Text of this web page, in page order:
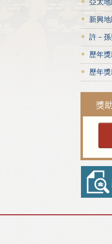
新興
許－
歷年
歷年
獎